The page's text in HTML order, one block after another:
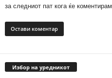
за следниот пат кога ќе коментирам.
Избор на уредникот